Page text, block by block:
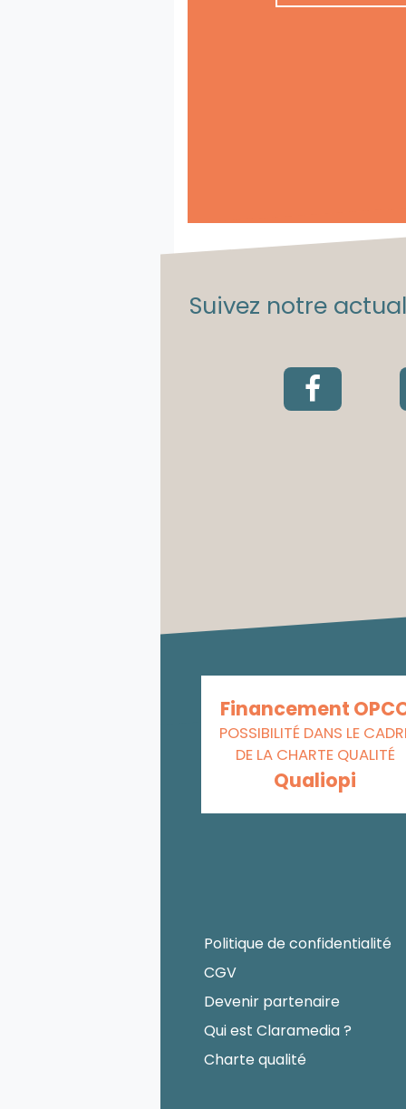
Suivez notre
Financement
POSSIBILITÉ DANS LE
DE LA CHARTE QUALITÉ
Qualiopi
Politique de confidentialité
CGV
Devenir partenaire
Qui est Claramedia ?
Charte qualité